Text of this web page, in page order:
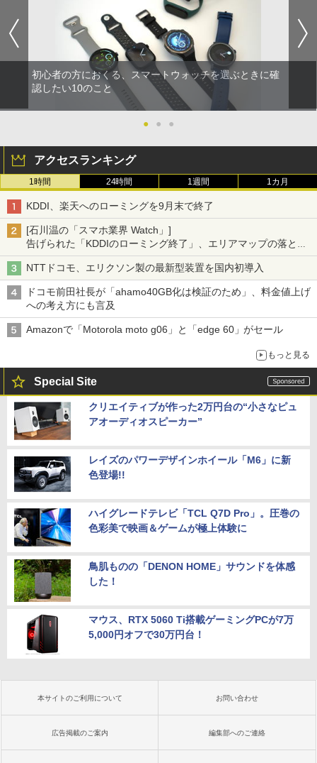
初心者の方におくる、スマートウォッチを選ぶときに確
認したい10のこと
● ● ●
アクセスランキング
1時間 24時間 1週間 1カ月
KDDI、楽天へのローミングを9月末で終了
[石川温の「スマホ業界 Watch」]
告げられた「KDDIのローミング終了」、エリアマップの落とし
穴と楽天モバイルの課題
NTTドコモ、エリクソン製の最新型装置を国内初導入
ドコモ前田社長が「ahamo40GB化は検証のため」、料金値上げ
への考え方にも言及
Amazonで「Motorola moto g06」と「edge 60」がセール
もっと見る
Special Site
クリエイティブが作った2万円台の“小さなピュ
アオーディオスピーカー”
レイズのパワーデザインホイール「M6」に新
色登場!!
ハイグレードテレビ「TCL Q7D Pro」。圧巻の
色彩美で映画＆ゲームが極上体験に
鳥肌ものの「DENON HOME」サウンドを体感
した！
マウス、RTX 5060 Ti搭載ゲーミングPCが7万
5,000円オフで30万円台！
本サイトのご利用について お問い合わせ
広告掲載のご案内 編集部へのご連絡